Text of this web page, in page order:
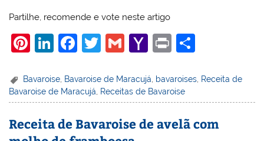
Partilhe, recomende e vote neste artigo
Pi
er
e
st
Li
k
e
dI
F
c
e
b
T
itt
er
G
ai
l
Y
h
o
o
Pr
t
ar
e
Bavaroise Bavaroise de Maracujá bavaroises Receita de
Bavaroise de Maracujá, Receitas de Bavaroise
Receita de Bavaroise de avelã com